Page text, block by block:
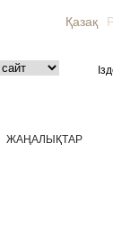
Қазақ
ЖАҢАЛЫҚТАР